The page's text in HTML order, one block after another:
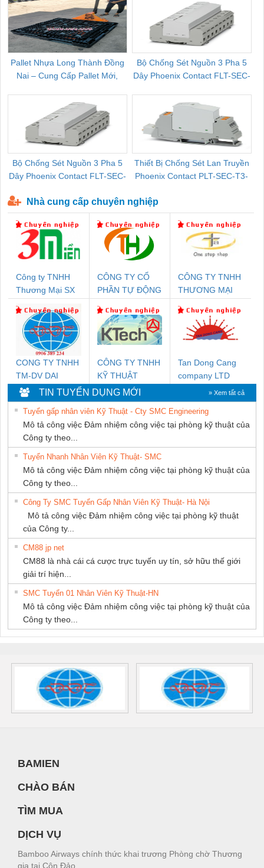
Pallet Nhựa Long Thành Đồng
Nai – Cung Cấp Pallet Mới,
Bộ Chống Sét Nguồn 3 Pha 5
Dây Phoenix Contact FLT-SEC-
Bộ Chống Sét Nguồn 3 Pha 5
Dây Phoenix Contact FLT-SEC-
Thiết Bị Chống Sét Lan Truyền
Phoenix Contact PLT-SEC-T3-
Nhà cung cấp chuyên nghiệp
Công ty TNHH
Thương Mại SX
CÔNG TY CỔ
PHẦN TỰ ĐỘNG
CÔNG TY TNHH
THƯƠNG MẠI
NAM
CONG TY TNHH
TM-DV DAI
DONG THANH
CÔNG TY TNHH
KỸ THUẬT
KTECH VIỆT
NAM
Tan Dong Cang
company LTD
TIN TUYỂN DỤNG MỚI » Xem tất cả
Tuyển gấp nhân viên Kỹ Thuật - Cty SMC Engineering
Mô tả công việc Đảm nhiệm công việc tại phòng kỹ thuật của
Công ty theo...
Tuyển Nhanh Nhân Viên Kỹ Thuật- SMC
Mô tả công việc Đảm nhiệm công việc tại phòng kỹ thuật của
Công ty theo...
Công Ty SMC Tuyển Gấp Nhân Viên Kỹ Thuật- Hà Nội
Mô tả công việc Đảm nhiệm công việc tại phòng kỹ thuật
của Công ty...
CM88 jp net
CM88 là nhà cái cá cược trực tuyến uy tín, sở hữu thế giới
giải trí hiện...
SMC Tuyển 01 Nhân Viên Kỹ Thuật-HN
Mô tả công việc Đảm nhiệm công việc tại phòng kỹ thuật của
Công ty theo...
BAMIEN
CHÀO BÁN
TÌM MUA
DỊCH VỤ
Bamboo Airways chính thức khai trương Phòng chờ Thương
gia tại Côn Đảo